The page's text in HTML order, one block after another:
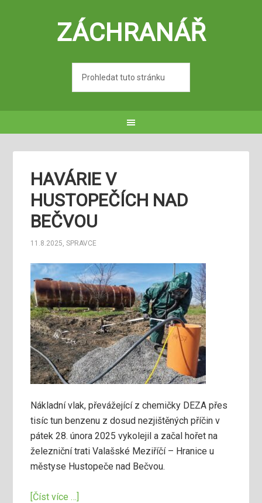
ZÁCHRANÁŘ
HAVÁRIE V
HUSTOPEČÍCH NAD
BEČVOU
11.8.2025,SPRAVCE
Nákladní vlak, převážející z chemičky DEZA přes
tisíc tun benzenu z dosud nezjištěných příčin v
pátek 28. února 2025 vykolejil a začal hořet na
železniční trati Valašské Meziříčí – Hranice u
městyse Hustopeče nad Bečvou.
[Číst více …]